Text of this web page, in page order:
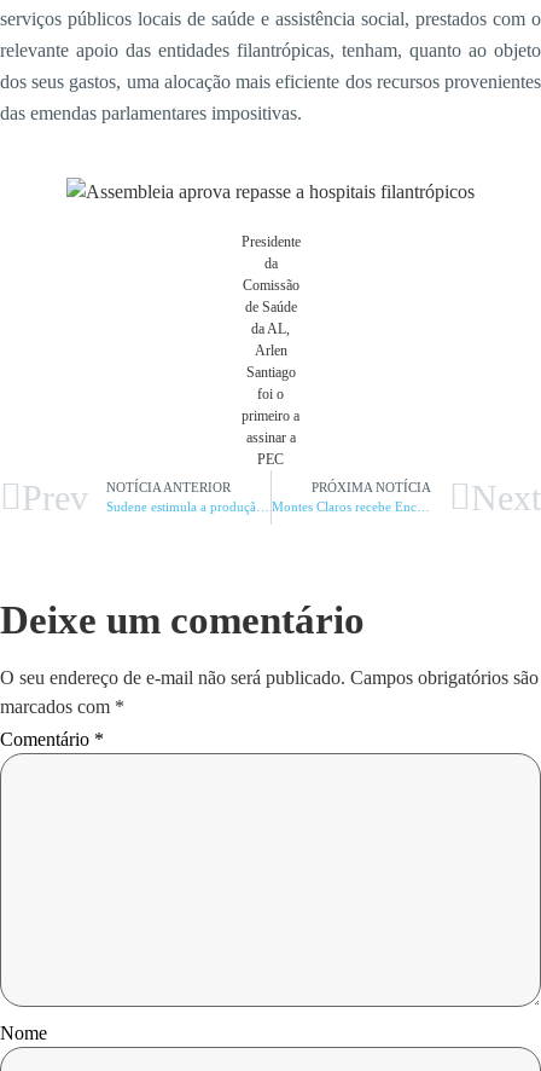
serviços públicos locais de saúde e assistência social, prestados com o
relevante apoio das entidades filantrópicas, tenham, quanto ao objeto
dos seus gastos, uma alocação mais eficiente dos recursos provenientes
das emendas parlamentares impositivas.
Presidente
da
Comissão
de Saúde
da AL,
Arlen
Santiago
foi o
primeiro a
assinar a
PEC
Prev
NOTÍCIA ANTERIOR
PRÓXIMA NOTÍCIA
Montes Claros recebe Encontro Regional do PPAG
Next
Deixe um comentário
O seu endereço de e-mail não será publicado. Campos obrigatórios são
marcados com *
Comentário *
Nome